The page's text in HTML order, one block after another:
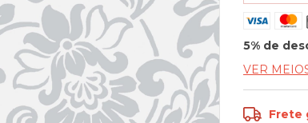
5% de
VER
Frete